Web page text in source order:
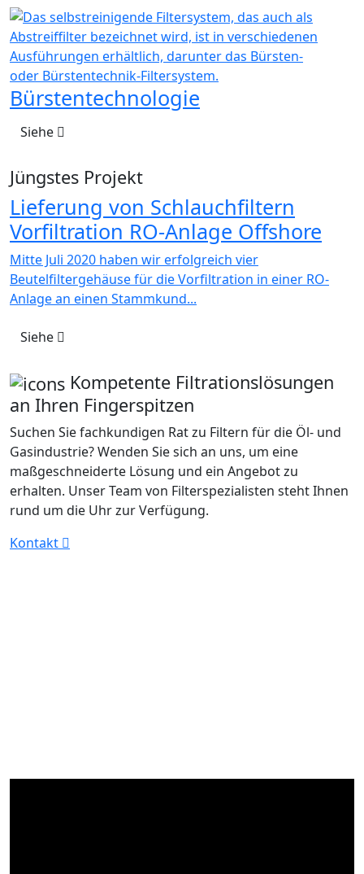
Bürstentechnologie
Siehe
Jüngstes Projekt
Lieferung von Schlauchfiltern
Vorfiltration RO-Anlage Offshore
Mitte Juli 2020 haben wir erfolgreich vier
Beutelfiltergehäuse für die Vorfiltration in einer RO-
Anlage an einen Stammkund...
Siehe
Kompetente Filtrationslösungen
an Ihren Fingerspitzen
Suchen Sie fachkundigen Rat zu Filtern für die Öl- und
Gasindustrie? Wenden Sie sich an uns, um eine
maßgeschneiderte Lösung und ein Angebot zu
erhalten. Unser Team von Filterspezialisten steht Ihnen
rund um die Uhr zur Verfügung.
Kontakt